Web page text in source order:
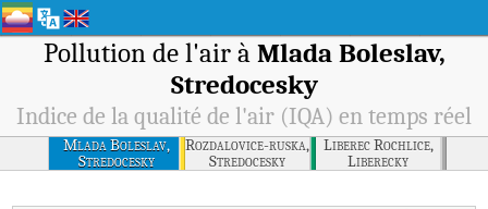
Pollution de l'air à Mlada Boleslav,
Stredocesky
Indice de la qualité de l'air (IQA) en temps réel
Mlada Boleslav,
Stredocesky
Rozdalovice-ruska,
Stredocesky
Liberec Rochlice,
Liberecky